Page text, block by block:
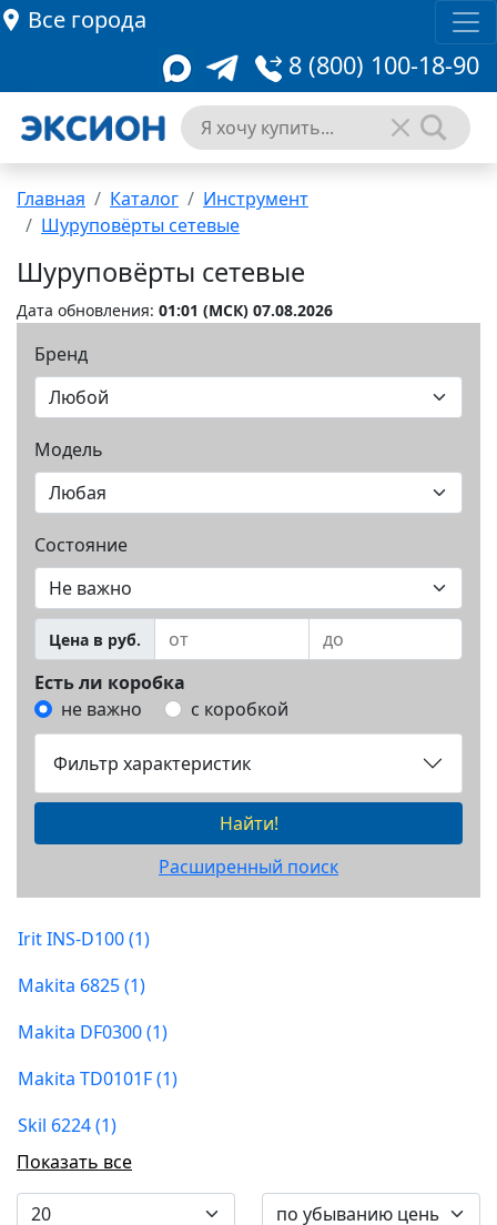
Все города
8 (800) 100-18-90
Главная Каталог
Инструмент
Шуруповёрты сетевые
Шуруповёрты сетевые
Дата обновления: 01:01 (MCК) 07.08.2026
Бренд
Модель
Состояние
Цена в руб.
Есть ли коробка
не важно
с коробкой
Фильтр характеристик
Найти!
Расширенный поиск
Irit INS-D100 (1)
Makita 6825 (1)
Makita DF0300 (1)
Makita TD0101F (1)
Skil 6224 (1)
Показать все